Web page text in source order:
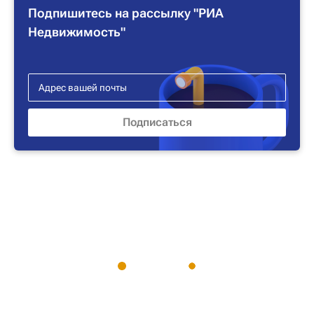
Подпишитесь на рассылку "РИА
Недвижимость"